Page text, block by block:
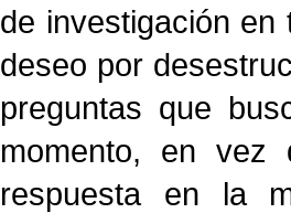
de investigación en
deseo por
preguntas que
momento, en vez
respuesta en la